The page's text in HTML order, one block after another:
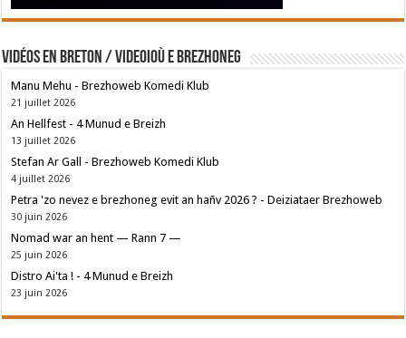
Vidéos en breton / Videoioù e brezhoneg
Manu Mehu - Brezhoweb Komedi Klub
21 juillet 2026
An Hellfest - 4 Munud e Breizh
13 juillet 2026
Stefan Ar Gall - Brezhoweb Komedi Klub
4 juillet 2026
Petra 'zo nevez e brezhoneg evit an hañv 2026 ? - Deiziataer Brezhoweb
30 juin 2026
Nomad war an hent — Rann 7 —
25 juin 2026
Distro Ai'ta ! - 4 Munud e Breizh
23 juin 2026